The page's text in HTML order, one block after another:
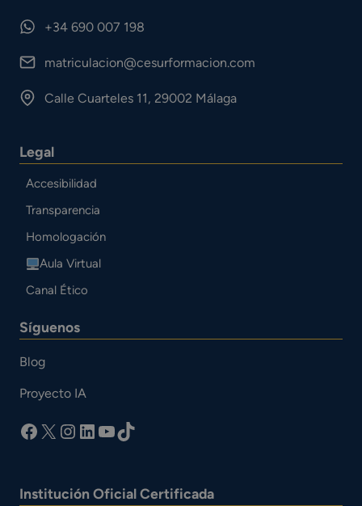
+34 690 007 198
matriculacion@cesurformacion.com
Calle Cuarteles 11, 29002 Málaga
Legal
Accesibilidad
Transparencia
Homologación
Aula Virtual
Canal Ético
Síguenos
Blog
Proyecto IA
facebook
X Instagram
LinkedIn
YouTube
TikTok
Institución Oficial Certificada